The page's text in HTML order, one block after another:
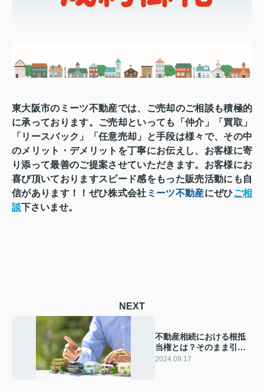
東大阪市のミーツ不動産では、ご売却のご相談も積極的
に承っております。ご売却といっても
「仲介」「買取」
「リースバック」「任意売却」と手段は様々で、その中
のメリット・デメリットを丁寧にお伝えし、 お客様に寄
り添って最善のご提案させていただきます。 お客様にお
喜び頂いておりますスピード感をもった販売活動にも自
信があります！！ ぜひ株式会社 ミーツ不動産にぜひご相
談下さいませ。
NEXT
不動産相続における根抵
当権とは？そのまま引き
継ぐ方法をご紹介！
2024.09.17